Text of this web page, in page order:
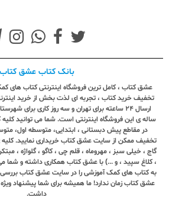
بانک کتاب عشق کتاب
عشق کتاب ، کامل ترین فروشگاه اینترنتی کتاب های
تخفیف خرید کتاب ، تجربه ای لذت بخش از خرید
ارسال ٢٤ ساعته برای تهران و سه روز کاری برای
ساله ی این فروشگاه اینترنتی است. شما می توانید
در مقاطع پیش دبستانی ، ابتدایی، متوسطه اول،
تخفیف ممکن از سایت عشق کتاب خریداری نمایید.
گاج ، خیلی سبز ، مهروماه ، قلم چی ، کاگو ، گلواژه ،
، کلاغ سپید ، و ...) با عشق کتاب همکاری داشته و شما
به کتاب های کمک آموزشی را در سایت عشق کتاب بررسی
عشق کتاب زمان ندارد! ما همیشه برای شما پیشنهاد
داشت.